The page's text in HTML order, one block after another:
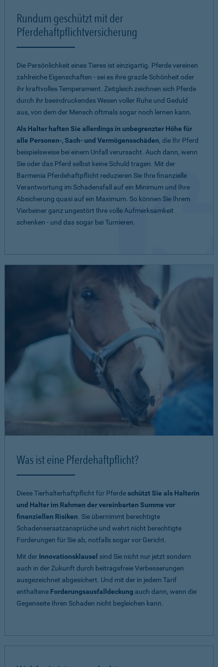
Rundum geschützt mit der
Pferdehaftpflichtversicherung
Die Persönlichkeit eines Tieres ist einzigartig. Pferde vereinen
zahlreiche Eigenschaften - sei es ihre grazile Schönheit oder
ihr kraftvolles Temperament. Zeitgleich zeichnen sich Pferde
durch ihr beeindruckendes Wesen voller Ruhe und Geduld
aus, von dem der Mensch oftmals sogar noch lernen kann.
Als Halter haften Sie allerdings in unbegrenzter Höhe für
alle Personen-, Sach- und Vermögensschäden, die Ihr Pferd
beispielsweise bei einem Unfall verursacht. Auch dann, wenn
Sie oder das Pferd selbst keine Schuld tragen. Mit der
Barmenia Pferdehaftpflicht reduzieren Sie Ihre finanzielle
Verantwortung im Schadensfall auf ein Minimum und Ihre
Absicherung quasi auf ein Maximum. So können Sie Ihrem
Vierbeiner ganz ungestört Ihre volle Aufmerksamkeit
schenken - und das sogar bei Turnieren.
Was ist eine Pferdehaftpflicht?
Diese Tierhalterhaftpflicht für Pferdeschützt Sie als Halterin
und Halter im Rahmen der vereinbarten Summe vor
finanziellen Risiken. Sie übernimmt berechtigte
Schadensersatzansprüche und wehrt nicht berechtigte
Forderungen für Sie ab, notfalls sogar vor Gericht.
Mit der Innovationsklausel sind Sie nicht nur jetzt sondern
auch in der Zukunft durch beitragsfreie Verbesserungen
ausgezeichnet abgesichert. Und mit der in jedem Tarif
enthaltene Forderungsausfalldeckung auch dann, wenn die
Gegenseite Ihren Schaden nicht begleichen kann.